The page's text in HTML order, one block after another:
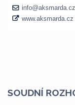
SOUDNÍ